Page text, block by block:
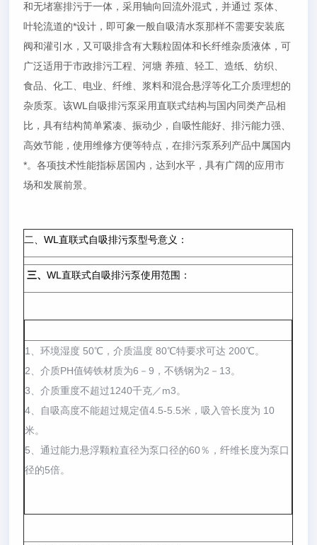
和无堵塞排污于一体，采用轴向回流外混式，并通过 泵体、
叶轮流道的*设计，即可象一般自吸清水泵那样不需要安装底
阀和灌引水，又可吸排含有大颗粒固体和长纤维杂质液体，可
广泛适用于市政排污工程、河塘 养殖、轻工、造纸、纺织、
食品、化工、电业、纤维、浆料和混合悬浮等化工介质理想的
杂质泵。该WL自吸排污泵采用直联式结构与国内同类产品相
比，具有结构简单紧凑、振动少，自吸性能好、排污能力强、
高效节能，使用维修方便等特点，在排污泵系列产品中属国内
*。各项技术性能指标居国内，达到水平，具有广阔的应用市
场和发展前景。
二、WL直联式自吸排污泵型号意义：
三、WL直联式自吸排污泵使用范围：
1、环境湿度 50℃，介质温度 80℃特要求可达 200℃。
2、介质PH值铸铁材质为6－9，不锈钢为2－13。
3、介质重度不超过1240千克／m3。
4、自吸高度不能超过规定值4.5-5.5米，吸入管长度为 10
米。
5、通过能力悬浮颗粒直径为泵口径的60％，纤维长度为泵口
径的5倍。